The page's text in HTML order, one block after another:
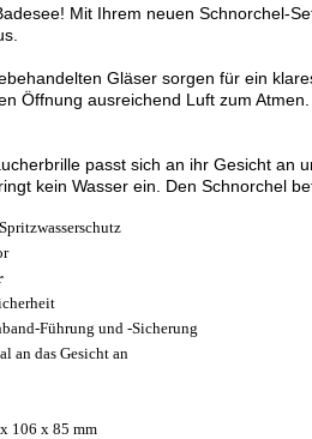
Mit Ihrem neuen Schnorchel-
Gläser sorgen für ein
Öffnung ausreichend Luft zum
passt sich an ihr Gesicht an
kein Wasser ein. Den Schnorchel
Führung und -Sicherung
an das Gesicht an
106 x 85 mm